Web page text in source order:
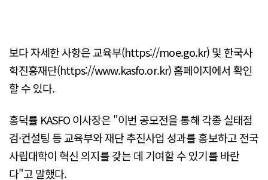
보다 자세한 사항은 교육부(https://moe.go.kr) 및 한국사
학진흥재단(https://www.kasfo.or.kr) 홈페이지에서 확인
할 수 있다.
홍덕률 KASFO 이사장은 "이번 공모전을 통해 각종 실태점
검·컨설팅 등 교육부와 재단 추진사업 성과를 홍보하고 전국
사립대학이 혁신 의지를 갖는 데 기여할 수 있기를 바란
다"고 말했다.